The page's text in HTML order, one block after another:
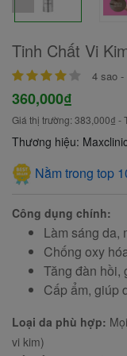
Tinh Chất Vi
4 sao -
360,000₫
Giá thị trường: 383,000₫ -
Thương hiệu:
Nằm trong top
Công dụng chính:
Làm sáng da,
Chống oxy
Tăng đàn hồi,
Cấp ẩm, giúp
Loại da phù hợp:
vi kim)